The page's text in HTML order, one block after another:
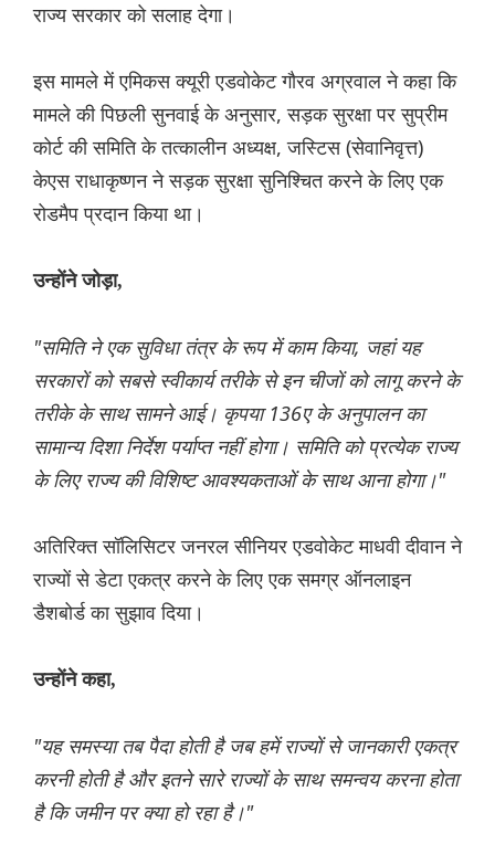
राज्य सरकार को सलाह देगा।
इस मामले में एमिकस क्यूरी एडवोकेट गौरव अग्रवाल ने कहा कि
मामले की पिछली सुनवाई के अनुसार, सड़क सुरक्षा पर सुप्रीम
कोर्ट की समिति के तत्कालीन अध्यक्ष, जस्टिस (सेवानिवृत्त)
केएस राधाकृष्णन ने सड़क सुरक्षा सुनिश्चित करने के लिए एक
रोडमैप प्रदान किया था।
उन्होंने जोड़ा,
"समिति ने एक सुविधा तंत्र के रूप में काम किया, जहां यह
सरकारों को सबसे स्वीकार्य तरीके से इन चीजों को लागू करने के
तरीके के साथ सामने आई। कृपया 136ए के अनुपालन का
सामान्य दिशा निर्देश पर्याप्त नहीं होगा। समिति को प्रत्येक राज्य
के लिए राज्य की विशिष्ट आवश्यकताओं के साथ आना होगा।"
अतिरिक्त सॉलिसिटर जनरल सीनियर एडवोकेट माधवी दीवान ने
राज्यों से डेटा एकत्र करने के लिए एक समग्र ऑनलाइन
डैशबोर्ड का सुझाव दिया।
उन्होंने कहा,
"यह समस्या तब पैदा होती है जब हमें राज्यों से जानकारी एकत्र
करनी होती है और इतने सारे राज्यों के साथ समन्वय करना होता
है कि जमीन पर क्या हो रहा है।"